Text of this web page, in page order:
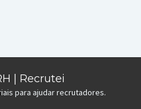
| Recrutei
para ajudar recrutadores.